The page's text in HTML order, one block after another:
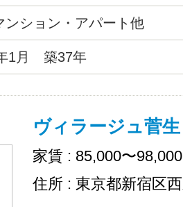
閑静（第一種住居地域）
徒歩5分 合計25分
ンション・アパート他
1月 築37年
ヴィラージュ菅生
家賃 : 85,000〜
住所 : 東京都新宿区